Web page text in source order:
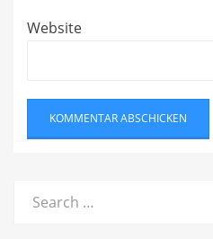
Website
for: